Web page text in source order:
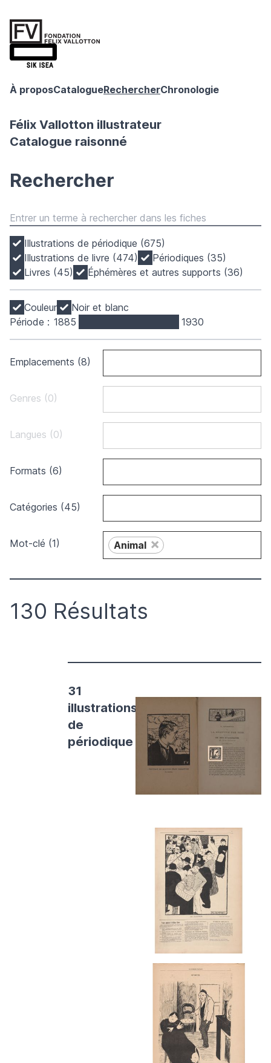
À proposCatalogueRechercherChronologie
Félix Vallotton illustrateur
Catalogue raisonné
Rechercher
Illustrations de périodique (675)
Illustrations de livre (474)
Périodiques (35)
Livres (45)
Éphémères et autres supports (36)
Couleur
Noir et blanc
Période : 1885 1930
Emplacements (8)
Genres (0)
Langues (0)
Formats (6)
Catégories (45)
Mot-clé (1) Animal ×
130 Résultats
31
illustrations
de
périodique